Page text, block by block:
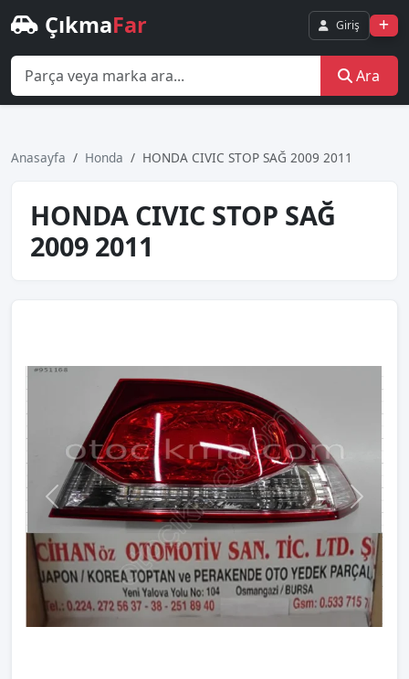
ÇıkmaFar Giriş
Ara
Anasayfa Honda HONDA CIVIC STOP SAĞ 2009 2011
HONDA CIVIC STOP SAĞ
2009 2011